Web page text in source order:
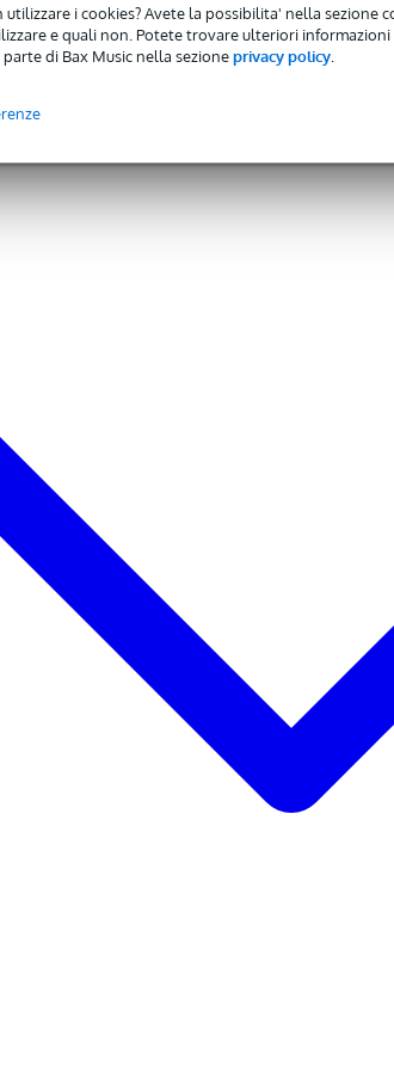
utilizzare i cookies? Avete la possibilita' nella sezione
e quali non. Potete trovare ulteriori
di Bax Music nella sezioneprivacy policy.
gr
x 37,0 x 4,0 cm